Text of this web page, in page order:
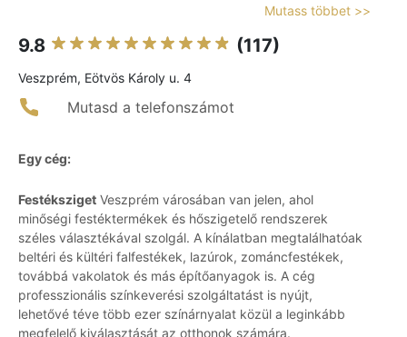
Mutass többet >>
9.8 (117)
Veszprém, Eötvös Károly u. 4
Mutasd a telefonszámot
Egy cég:
Festéksziget Veszprém városában van jelen, ahol
minőségi festéktermékek és hőszigetelő rendszerek
széles választékával szolgál. A kínálatban megtalálhatóak
beltéri és kültéri falfestékek, lazúrok, zománcfestékek,
továbbá vakolatok és más építőanyagok is. A cég
professzionális színkeverési szolgáltatást is nyújt,
lehetővé téve több ezer színárnyalat közül a leginkább
megfelelő kiválasztását az otthonok számára.